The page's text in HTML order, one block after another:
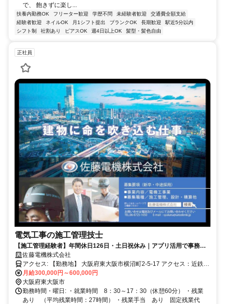
で、 飽きずに楽し...
扶養内勤務OK フリーター歓迎 学歴不問 未経験者歓迎
交通費全額支給
経験者歓迎
ネイルOK 月1シフト提出 ブランクOK 長期歓迎
駅近5分以内
シフト制
社割あり ピアスOK 週4日以上OK 髪型・髪色自由
正社員
電気工事の施工管理技士
【施工管理経験者】年間休日126日・土日祝休み｜アプリ活用で事務作
業を削減！【ホワイト企業認定・健康経営優良法人認定】大和ハウスG
の案件で安定キャリア！城テラスなど案件実績多数◎
佐藤電機株式会社
アクセス: 【勤務地】 大阪府東大阪市横沼町2-5-17 アクセス：近鉄大
阪線 俊徳道、JRおおさか東線 JR俊徳道 ※駅から約徒歩6分
月給300,000円～600,000円
大阪府東大阪市
勤務時間・曜日: ・就業時間 8：30～17：30（休憩60分） ・残業
あり （平均残業時間：27時間） ・残業手当 あり 固定残業代